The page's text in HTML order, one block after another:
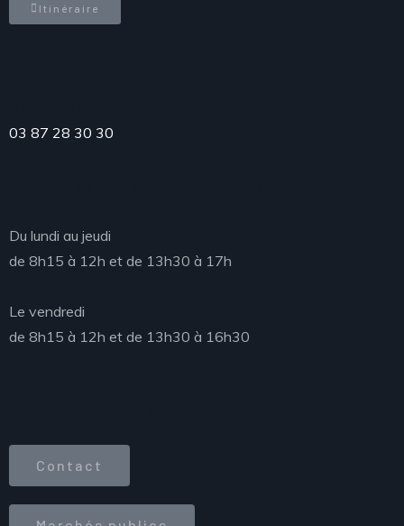
Itinéraire
03 87 28 30 30
Du lundi au jeudi
de 8h15 à 12h et de 13h30 à 17h
Le vendredi
de 8h15 à 12h et de 13h30 à 16h30
Contact